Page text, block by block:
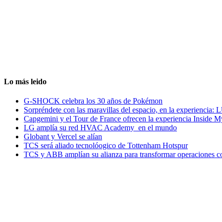
Lo más leido
G-SHOCK celebra los 30 años de Pokémon
Sorpréndete con las maravillas del espacio, en la experiencia:
Capgemini y el Tour de France ofrecen la experiencia Inside
LG amplía su red HVAC Academy en el mundo
Globant y Vercel se alían
TCS será aliado tecnolóogico de Tottenham Hotspur
TCS y ABB amplían su alianza para transformar operaciones